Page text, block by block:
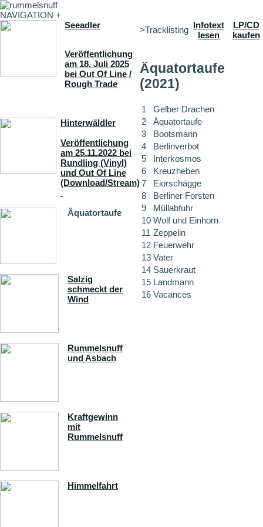
NAVIGATION +
Seeadler
Veröffentlichung
am 18. Juli 2025
bei Out Of Line /
Rough Trade
Hinterwäldler
Veröffentlichung
am 25.11.2022 bei
Rundling (Vinyl)
und Out Of Line
(Download/Stream)
Äquatortaufe
Salzig
schmeckt der
Wind
Rummelsnuff
und Asbach
Kraftgewinn
mit
Rummelsnuff
Himmelfahrt
>Tracklisting Infotext
lesen
LP/CD
kaufen
Äquatortaufe
(2021)
1
Gelber Drachen
2
Äquatortaufe
3
Bootsmann
4
Berlinverbot
5
Interkosmos
6
Kreuzheben
7
Eiorschägge
8
Berliner Forsten
9
Müllabfuhr
10 Wolf und Einhorn
11 Zeppelin
12 Feuerwehr
13 Vater
14 Sauerkraut
15 Landmann
16 Vacances